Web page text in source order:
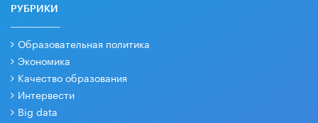
РУБРИКИ
Образовательная политика
Экономика
Качество образования
Интервести
Big data